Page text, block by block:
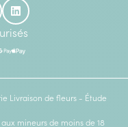
Livraison de fleurs - Étude
mineurs de moins de 18